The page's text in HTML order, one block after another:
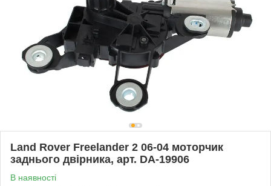
Land Rover Freelander 2 06-04 моторчик
заднього двірника, арт. DA-19906
В наявності